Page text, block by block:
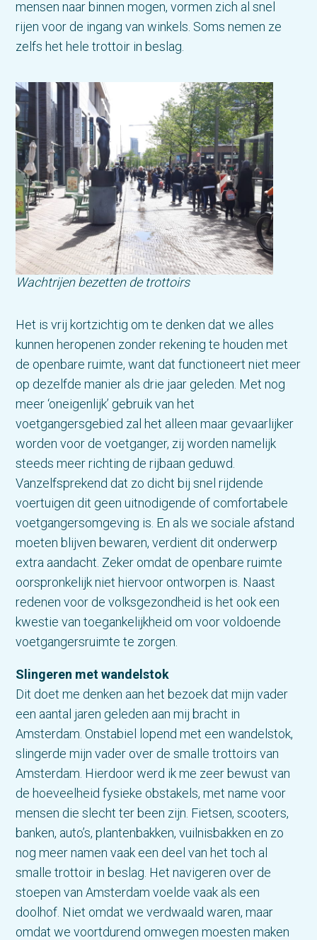
mensen naar binnen mogen, vormen zich al snel
rijen voor de ingang van winkels. Soms nemen ze
zelfs het hele trottoir in beslag.
Wachtrijen bezetten de trottoirs
Het is vrij kortzichtig om te denken dat we alles
kunnen heropenen zonder rekening te houden met
de openbare ruimte, want dat functioneert niet meer
op dezelfde manier als drie jaar geleden. Met nog
meer ‘oneigenlijk’ gebruik van het
voetgangersgebied zal het alleen maar gevaarlijker
worden voor de voetganger, zij worden namelijk
steeds meer richting de rijbaan geduwd.
Vanzelfsprekend dat zo dicht bij snel rijdende
voertuigen dit geen uitnodigende of comfortabele
voetgangersomgeving is. En als we sociale afstand
moeten blijven bewaren, verdient dit onderwerp
extra aandacht. Zeker omdat de openbare ruimte
oorspronkelijk niet hiervoor ontworpen is. Naast
redenen voor de volksgezondheid is het ook een
kwestie van toegankelijkheid om voor voldoende
voetgangersruimte te zorgen.
Slingeren met wandelstok
Dit doet me denken aan het bezoek dat mijn vader
een aantal jaren geleden aan mij bracht in
Amsterdam. Onstabiel lopend met een wandelstok,
slingerde mijn vader over de smalle trottoirs van
Amsterdam. Hierdoor werd ik me zeer bewust van
de hoeveelheid fysieke obstakels, met name voor
mensen die slecht ter been zijn. Fietsen, scooters,
banken, auto’s, plantenbakken, vuilnisbakken en zo
nog meer namen vaak een deel van het toch al
smalle trottoir in beslag. Het navigeren over de
stoepen van Amsterdam voelde vaak als een
doolhof. Niet omdat we verdwaald waren, maar
omdat we voortdurend omwegen moesten maken